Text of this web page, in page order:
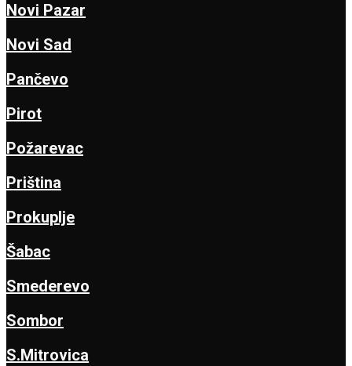
Novi Pazar
Novi Sad
Pančevo
Pirot
Požarevac
Priština
Prokuplje
Šabac
Smederevo
Sombor
S.Mitrovica